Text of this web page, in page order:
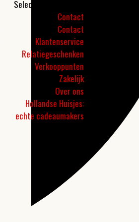
Selecteer een pagina
Contact
Contact
Klantenservice
Relatiegeschenken
Verkooppunten
Zakelijk
Over ons
Hollandse Huisjes:
echte cadeaumakers